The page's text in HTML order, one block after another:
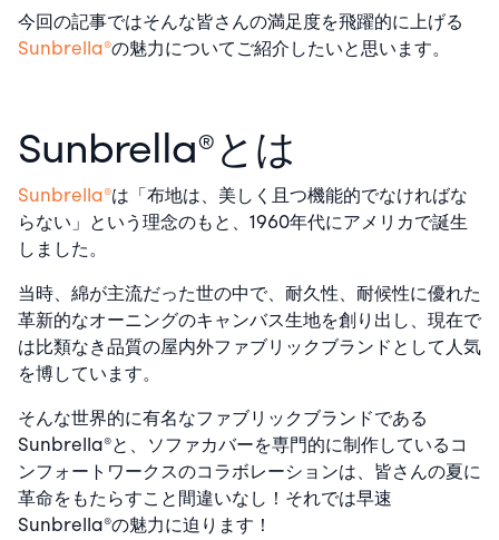
今回の記事ではそんな皆さんの満足度を飛躍的に上げる
Sunbrella®の魅力についてご紹介したいと思います。
Sunbrella®とは
Sunbrella®は「布地は、美しく且つ機能的でなければな
らない」という理念のもと、1960年代にアメリカで誕生
しました。
当時、綿が主流だった世の中で、耐久性、耐候性に優れた
革新的なオーニングのキャンバス生地を創り出し、現在で
は比類なき品質の屋内外ファブリックブランドとして人気
を博しています。
そんな世界的に有名なファブリックブランドである
Sunbrella®と、ソファカバーを専門的に制作しているコ
ンフォートワークスのコラボレーションは、皆さんの夏に
革命をもたらすこと間違いなし！それでは早速
Sunbrella®の魅力に迫ります！